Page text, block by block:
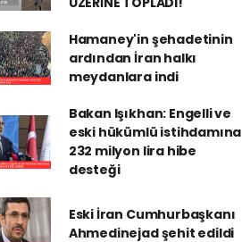
Hamaney'in şehadetinin
ardından İran halkı
meydanlara indi
Bakan Işıkhan: Engelli ve
eski hükümlü istihdamına
232 milyon lira hibe
desteği
Eski İran Cumhurbaşkanı
Ahmedinejad şehit edildi